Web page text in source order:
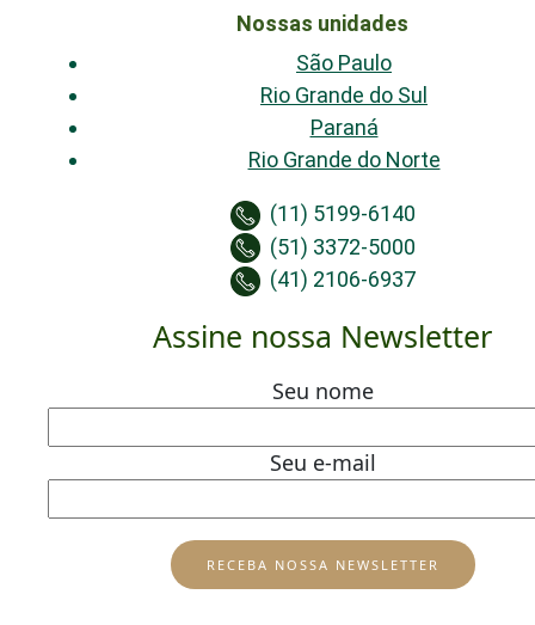
Nossas unidades
São Paulo
Rio Grande do Sul
Paraná
Rio Grande do Norte
(11) 5199-6140
(51) 3372-5000
(41) 2106-6937
Assine nossa Newsletter
Seu nome
Seu e-mail